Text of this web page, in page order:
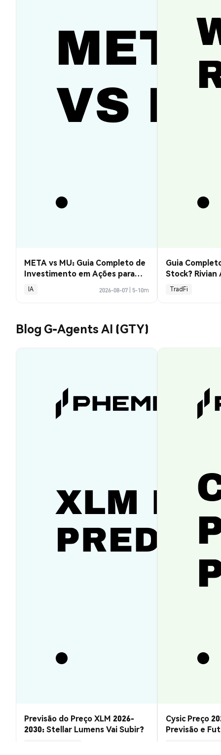
META vs MU: Guia Completo de
Investimento em Ações para
2026
IA 2026-08-07 5-10m
Guia
Stock?
Explicado
TradFi
Blog G-Agents AI (GTY)
Previsão do Preço XLM 2026-
2030: Stellar Lumens Vai Subir?
Cysic Preço
Previsão e